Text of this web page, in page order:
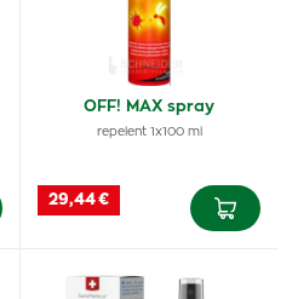
OFF! MAX spray
repelent 1x100 ml
29,44 €